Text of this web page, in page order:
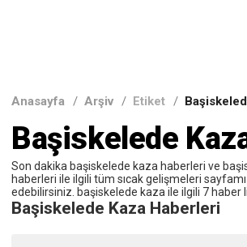
Anasayfa / Arşiv / Etiket /
Başiskelede
Son dakika başiskelede kaza haberleri ve
haberleri ile ilgili tüm sıcak gelişmeleri
edebilirsiniz. başiskelede kaza ile ilgili 7 haber
Başiskelede Kaza Haberleri